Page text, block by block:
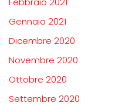
Gennaio 2021
Dicembre 2020
Novembre 2020
Ottobre 2020
Settembre 2020